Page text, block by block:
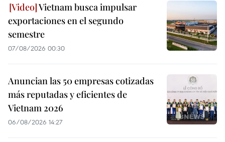
Vietnam busca impulsar
exportaciones en el segundo
semestre
07/08/2026 00:30
Anuncian las 50 empresas cotizadas
más reputadas y eficientes de
Vietnam 2026
06/08/2026 14:27